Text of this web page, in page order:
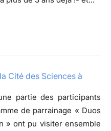
Cité des Sciences à
partie des participants
de parrainage « Duos
» ont pu visiter ensemble